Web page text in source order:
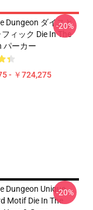
Dungeon ダイスと
ィック Die In The
パーカー
- ￥724,275
-20%
Dungeon Unique
Motif Die In The
-20%